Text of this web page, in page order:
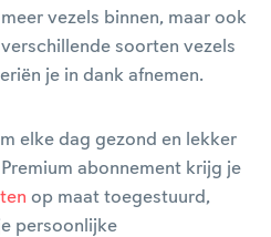
vezels binnen, maar ook
soorten vezels
je in dank afnemen.
elke dag gezond en lekker
abonnement krijg je
op maat toegestuurd,
persoonlijke